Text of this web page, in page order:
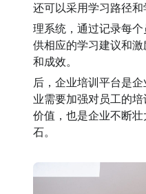
还可以采用学习路径和
理系统，通过记录每
供相应的学习建议和
和成效。
后，企业培训平台是
业需要加强对员工的
价值，也是企业不断
石。